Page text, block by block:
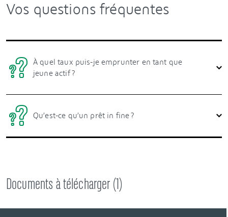
Vos questions fréquentes
À quel taux puis-je emprunter en tant que
jeune actif ?
Qu’est-ce qu’un prêt in fine ?
Documents à télécharger (1)